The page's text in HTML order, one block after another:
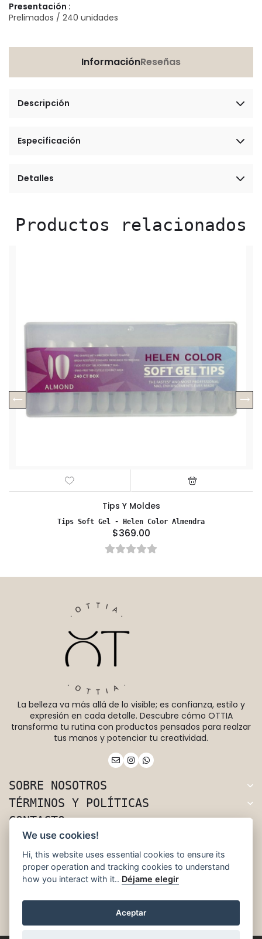
Presentación :
Prelimados / 240 unidades
InformaciónReseñas
Descripción
Especificación
Detalles
Productos relacionados
Tips Y Moldes
Tips Soft Gel - Helen Color Almendra
$369.00
La belleza va más allá de lo visible; es confianza, estilo y
expresión en cada detalle. Descubre cómo OTTIA
transforma tu rutina con productos pensados para realzar
tus manos y potenciar tu creatividad.
SOBRE NOSOTROS
TÉRMINOS Y POLÍTICAS
CONTACTO
Rivera 66, Uruguay.
+598 96 832 656
ottia.nails@gmail.com
@ottia.nails
We use cookies!
Hi, this website uses essential cookies to ensure its
proper operation and tracking cookies to understand
how you interact with it.. Déjame elegir
Aceptar